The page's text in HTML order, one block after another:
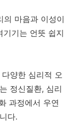
의 마음과 이성이
기는 언뜻 쉽지
양한 심리적 오
정신질환, 심리
과정에서 우연
다.